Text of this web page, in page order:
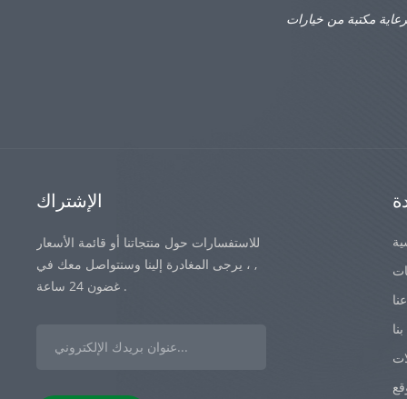
مكتبة من خيارات
الإشتراك
للاستفسارات حول منتجاتنا أو قائمة الأسعار
, ، يرجى المغادرة إلينا وسنتواصل معك في
غضون 24 ساعة .